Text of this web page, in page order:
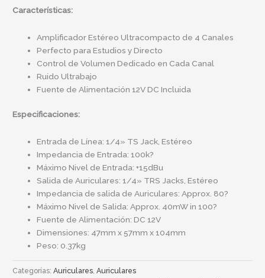
Características:
Amplificador Estéreo Ultracompacto de 4 Canales
Perfecto para Estudios y Directo
Control de Volumen Dedicado en Cada Canal
Ruido Ultrabajo
Fuente de Alimentación 12V DC Incluida
Especificaciones:
Entrada de Línea: 1/4» TS Jack, Estéreo
Impedancia de Entrada: 100k?
Máximo Nivel de Entrada: +15dBu
Salida de Auriculares: 1/4» TRS Jacks, Estéreo
Impedancia de salida de Auriculares: Approx. 80?
Máximo Nivel de Salida: Approx. 40mW in 100?
Fuente de Alimentación: DC 12V
Dimensiones: 47mm x 57mm x 104mm
Peso: 0.37kg
Categorías:Auriculares ,Auriculares